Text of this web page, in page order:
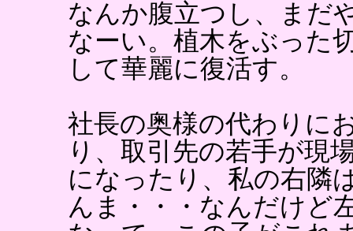
なんか腹立つし、まだ
なーい。植木をぶった
して華麗に復活す。
社長の奥様の代わりに
り、取引先の若手が現
になったり、私の右隣
んま・・・なんだけど